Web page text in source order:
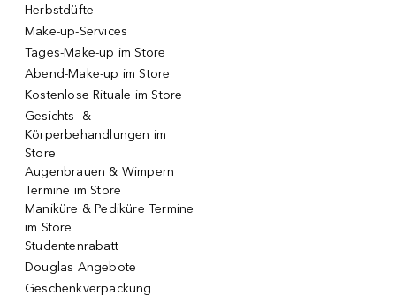
Herbstdüfte
Make-up-Services
Tages-Make-up im Store
Abend-Make-up im Store
Kostenlose Rituale im Store
Gesichts- &
Körperbehandlungen im
Store
Augenbrauen & Wimpern
Termine im Store
Maniküre & Pediküre Termine
im Store
Studentenrabatt
Douglas Angebote
Geschenkverpackung